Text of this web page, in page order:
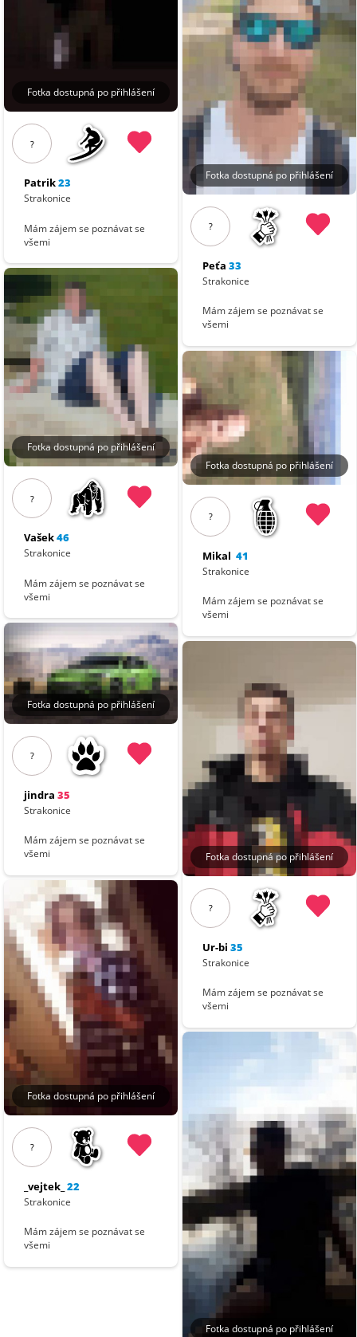
Fotka dostupná po přihlášení
?
Patrik23
Strakonice
Mám zájem se poznávat se
všemi
Fotka dostupná po přihlášení
?
Vašek46
Strakonice
Mám zájem se poznávat se
všemi
Fotka dostupná po přihlášení
?
jindra 35
Strakonice
Mám zájem se poznávat se
všemi
Fotka dostupná po přihlášení
?
_vejtek_ 22
Strakonice
Mám zájem se poznávat se
všemi
Fotka dostupná po přihlášení
?
Peťa 33
Strakonice
Mám zájem se poznávat se
všemi
Fotka dostupná po přihlášení
?
Mikal 41
Strakonice
Mám zájem se poznávat se
všemi
Fotka dostupná po přihlášení
?
Ur-bi 35
Strakonice
Mám zájem se poznávat se
všemi
Fotka dostupná po přihlášení